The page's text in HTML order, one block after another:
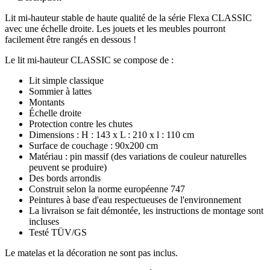
Lit mi-hauteur stable de haute qualité de la série Flexa CLASSIC
avec une échelle droite. Les jouets et les meubles pourront
facilement être rangés en dessous !
Le lit mi-hauteur CLASSIC se compose de :
Lit simple classique
Sommier à lattes
Montants
Échelle droite
Protection contre les chutes
Dimensions : H : 143 x L : 210 x l : 110 cm
Surface de couchage : 90x200 cm
Matériau : pin massif (des variations de couleur naturelles
peuvent se produire)
Des bords arrondis
Construit selon la norme européenne 747
Peintures à base d'eau respectueuses de l'environnement
La livraison se fait démontée, les instructions de montage sont
incluses
Testé TÜV/GS
Le matelas et la décoration ne sont pas inclus.